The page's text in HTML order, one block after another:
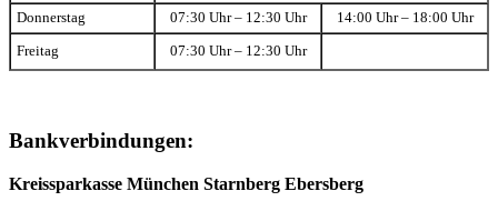
Donnerstag 07:30 Uhr – 12:30 Uhr 14:00 Uhr – 18:00 Uhr
Freitag 07:30 Uhr – 12:30 Uhr
Bankverbindungen:
Kreissparkasse München Starnberg Ebersberg